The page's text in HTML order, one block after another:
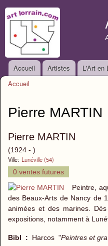
Menu principal
Accueil Artistes L'Art en
Accueil
Pierre MARTIN
Pierre MARTIN
(1924 - )
Ville: Lunéville (54)
0 ventes futures
Peintre,
des Beaux-Arts de Nancy de
animées et des marines.
expositions, notamment à
Bibl : Harcos "Peintres et